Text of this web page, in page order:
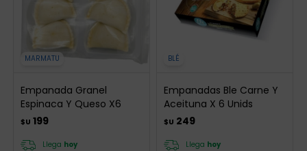
MARMATU
Empanada Granel
Espinaca Y Queso X6
$U 199
Llega hoy
BLÉ
Empanadas Ble Carne Y
Aceituna X 6 Unids
$U 249
Llega hoy